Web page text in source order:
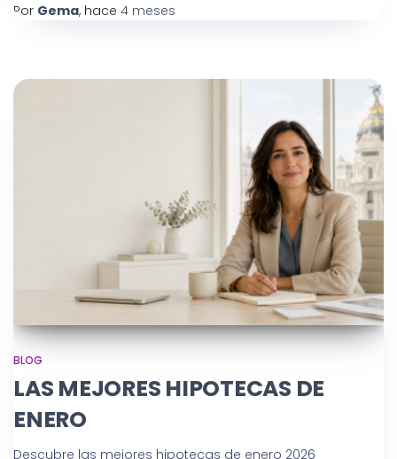
Por Gema, hace 4 meses
BLOG
LAS MEJORES HIPOTECAS DE
ENERO
Descubre las mejores hipotecas de enero 2026